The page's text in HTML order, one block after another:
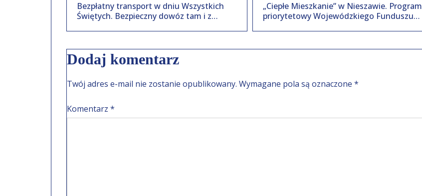
Bezpłatny transport w dniu Wszystkich
Świętych. Bezpieczny dowóz tam i z
„Ciepłe Mieszkanie” w Nieszawie. Program
priorytetowy Wojewódzkiego Funduszu
Dodaj komentarz
Twój adres e-mail nie zostanie opublikowany. Wymagane pola są oznaczone *
Komentarz *